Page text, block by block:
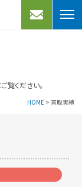
覧ください。
HOME> 買取実績